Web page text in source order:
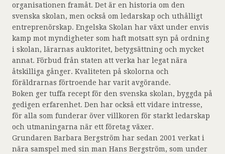
organisationen framåt. Det är en historia om den
svenska skolan, men också om ledarskap och uthålligt
entreprenörskap. Engelska Skolan har växt under envis
kamp mot myndigheter som haft motsatt syn på ordning
i skolan, lärarnas auktoritet, betygsättning och mycket
annat. Förbud från staten att verka har legat nära
åtskilliga gånger. Kvaliteten på skolorna och
föräldrarnas förtroende har varit avgörande.
Boken ger tuffa recept för den svenska skolan, byggda på
gedigen erfarenhet. Den har också ett vidare intresse,
för alla som funderar över villkoren för starkt ledarskap
och utmaningarna när ett företag växer.
Grundaren Barbara Bergström har sedan 2001 verkat i
nära samspel med sin man Hans Bergström, som under